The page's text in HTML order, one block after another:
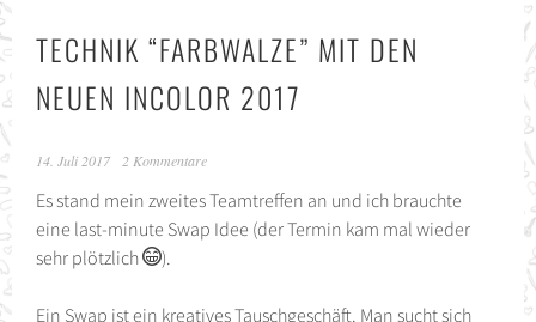
TECHNIK “FARBWALZE” MIT DEN
NEUEN INCOLOR 2017
14. Juli 2017 2 Kommentare
Es stand mein zweites Teamtreffen an und ich brauchte
eine last-minute Swap Idee (der Termin kam mal wieder
sehr plötzlich
).
Ein Swap ist ein kreatives Tauschgeschäft. Man sucht sich